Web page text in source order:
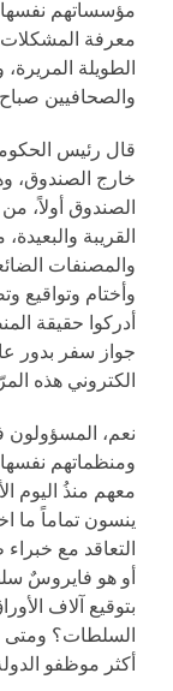
مؤسساتهم نفسها
معرفة المشكلات
الطويلة
والصحافيين
قال رئيس
خارج الصندوق،
الصندوق أولاً،
القريبة
والمصنفات
وأختام وتواقيع
أدركوا حقيقة
جواز سفر بدور
الكتروني هذه
نعم، المسؤولون
ومنظماتهم
معهم منذُ اليوم
ينسون تماماً ما
التعاقد مع
أو هو فايروسٌ
بتوقيع آلاف
السلطات؟ ومتى
أكثر موظفو